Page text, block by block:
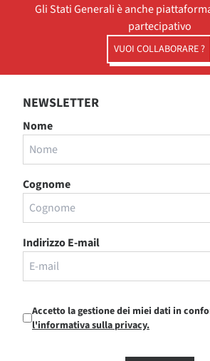
Gli Stati Generali è anche
partecipativo
VUOI COLLABORARE ?
NEWSLETTER
Nome
Cognome
Indirizzo E-mail
Accetto la gestione dei miei dati in
l'informativa sulla privacy.